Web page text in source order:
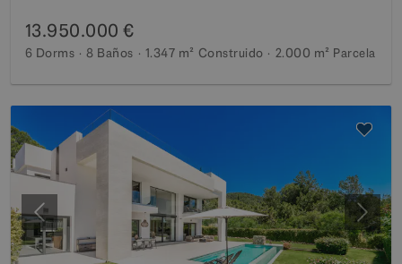
13.950.000 €
6 Dorms 8 Baños 1.347 m² Construido 2.000 m² Parcela
Anterior